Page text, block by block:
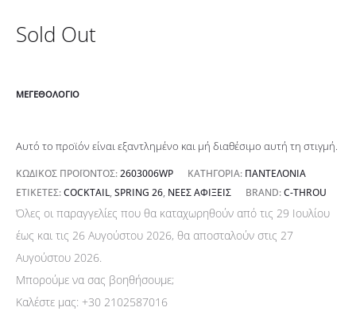
Sold Out
ΜΕΓΕΘΟΛΌΓΙΟ
Αυτό το προϊόν είναι εξαντλημένο και μή διαθέσιμο αυτή τη στιγμή.
ΚΩΔΙΚΌΣ ΠΡΟΪΌΝΤΟΣ:2603006WP ΚΑΤΗΓΟΡΊΑ: ΠΑΝΤΕΛΌΝΙΑ
ΕΤΙΚΈΤΕΣ:COCKTAIL,SPRING 26, ΝΈΕΣ ΑΦΊΞΕΙΣ BRAND:C-THROU
Όλες οι παραγγελίες που θα καταχωρηθούν από τις 29 Ιουλίου
έως και τις 26 Αυγούστου 2026, θα αποσταλούν στις 27
Αυγούστου 2026.
Μπορούμε να σας βοηθήσουμε;
Καλέστε μας: +30 2102587016